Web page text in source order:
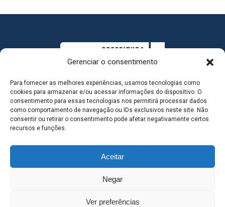
Gerenciar o consentimento
Para fornecer as melhores experiências, usamos tecnologias como
cookies para armazenar e/ou acessar informações do dispositivo. O
consentimento para essas tecnologias nos permitirá processar dados
como comportamento de navegação ou IDs exclusivos neste site. Não
consentir ou retirar o consentimento pode afetar negativamente certos
recursos e funções.
Aceitar
Negar
Ver preferências
MAPA DO SITE
SEDE DO ADMINISTRATIVO MUNICIPAL - Avenida